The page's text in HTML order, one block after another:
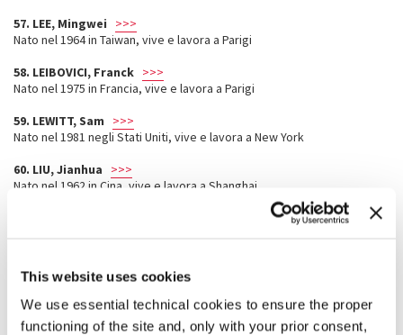
This website uses cookies
We use essential technical cookies to ensure the proper
functioning of the site and, only with your prior consent,
57. LEE, Mingwei >>>
Nato nel 1964 in Taiwan, vive e lavora a Parigi
58. LEIBOVICI, Franck >>>
Nato nel 1975 in Francia, vive e lavora a Parigi
59. LEWITT, Sam
>>>
Nato nel 1981 negli Stati Uniti, vive e lavora a New York
60. LIU, Jianhua >>>
Nato nel 1962 in Cina, vive e lavora a Shanghai
Nata nel 1983 in Russia, vive e lavora a Makhachkala e a Mosca
63. MALLUH, Maha>>>
Nata nel 1959 Arabia Saudita, vive e lavora a Riyad